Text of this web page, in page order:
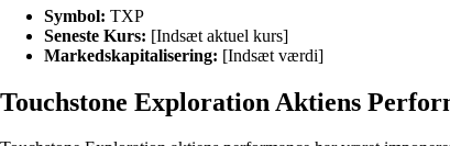
Symbol: TXP
Seneste Kurs: [Indsæt aktuel kurs]
Markedskapitalisering: [Indsæt værdi]
Touchstone Exploration Aktiens